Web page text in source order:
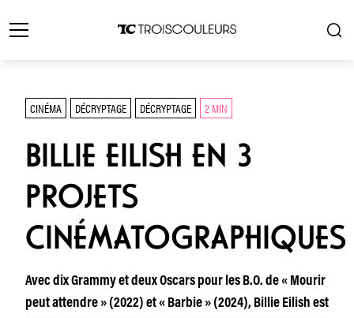
CINÉMA DÉCRYPTAGE DÉCRYPTAGE 2 MIN
BILLIE EILISH EN 3
PROJETS
CINÉMATOGRAPHIQUES
Avec dix Grammy et deux Oscars pour les B.O. de « Mourir
peut attendre » (2022) et « Barbie » (2024), Billie Eilish est